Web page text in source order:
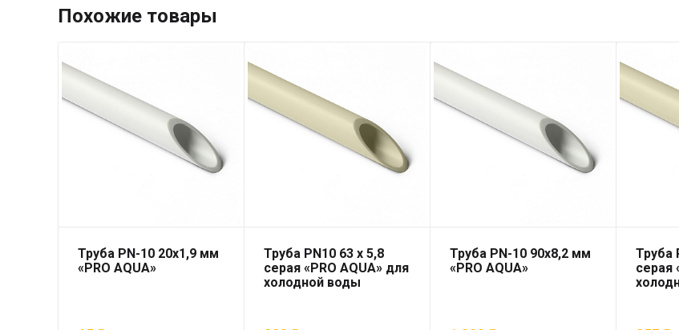
Похожие товары
Труба PN-10 20х1,9 мм
«PRO AQUA»
Труба PN10 63 x 5,8
серая «PRO AQUA» для
холодной воды
Труба PN-10 90х8,2 мм
«PRO AQUA»
Труба
серая